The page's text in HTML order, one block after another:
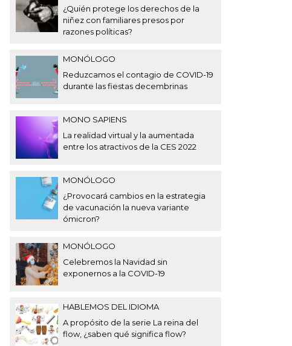
¿Quién protege los derechos de la
niñez con familiares presos por
razones políticas?
MONÓLOGO
Reduzcamos el contagio de COVID-19
durante las fiestas decembrinas
MONO SAPIENS
La realidad virtual y la aumentada
entre los atractivos de la CES 2022
MONÓLOGO
¿Provocará cambios en la estrategia
de vacunación la nueva variante
ómicron?
MONÓLOGO
Celebremos la Navidad sin
exponernos a la COVID-19
HABLEMOS DEL IDIOMA
A propósito de la serie La reina del
flow, ¿saben qué significa flow?